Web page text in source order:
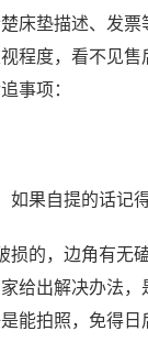
床垫描述、发
程度，看不见
事项：
果自提的话记
的，边角有无
给出解决办法
能拍照，免得日